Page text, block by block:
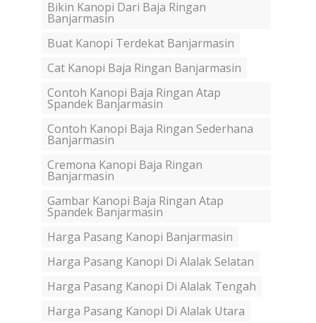
Bikin Kanopi Dari Baja Ringan
Banjarmasin
Buat Kanopi Terdekat Banjarmasin
Cat Kanopi Baja Ringan Banjarmasin
Contoh Kanopi Baja Ringan Atap
Spandek Banjarmasin
Contoh Kanopi Baja Ringan Sederhana
Banjarmasin
Cremona Kanopi Baja Ringan
Banjarmasin
Gambar Kanopi Baja Ringan Atap
Spandek Banjarmasin
Harga Pasang Kanopi Banjarmasin
Harga Pasang Kanopi Di Alalak Selatan
Harga Pasang Kanopi Di Alalak Tengah
Harga Pasang Kanopi Di Alalak Utara